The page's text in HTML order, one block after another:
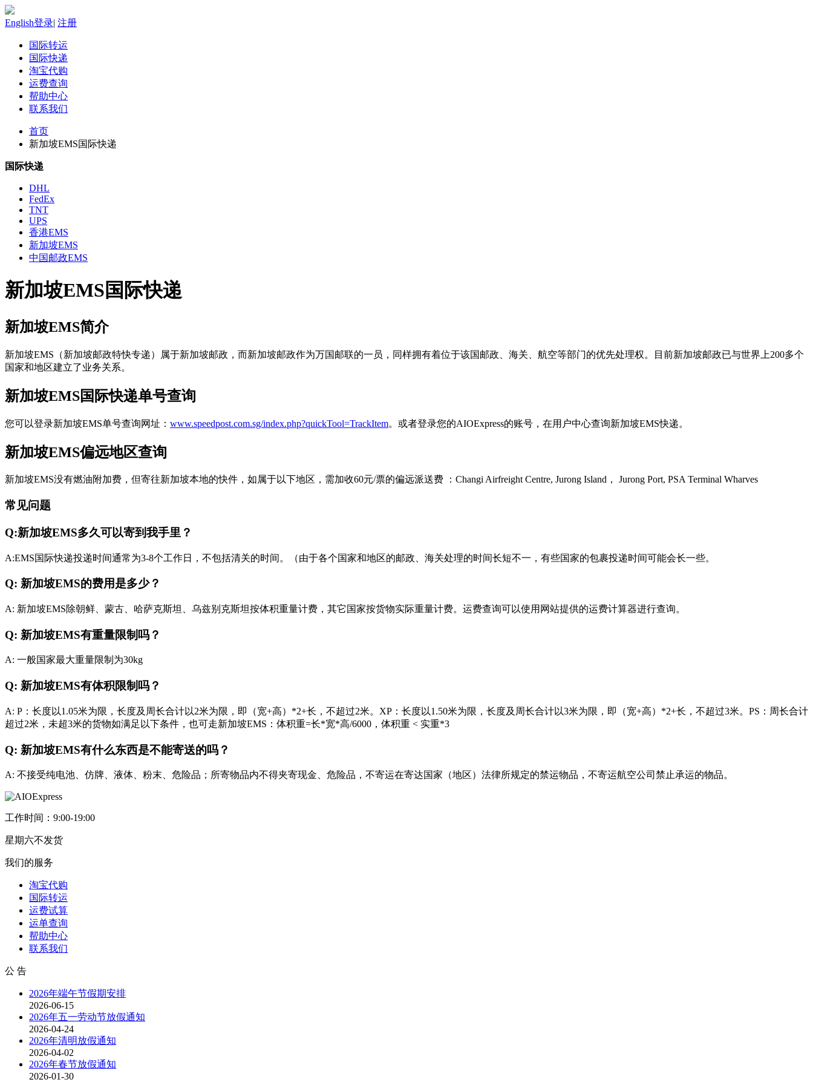
English登录| 注册
国际转运
国际快递
淘宝代购
运费查询
帮助中心
联系我们
首页
新加坡EMS国际快递
国际快递
DHL
FedEx
TNT
UPS
香港EMS
新加坡EMS
中国邮政EMS
新加坡EMS国际快递
新加坡EMS简介
新加坡EMS（新加坡邮政特快专递）属于新加坡邮政，而新加坡邮政作为万国邮联的一员，同样拥有着位于该国邮政、海关、航空等部门的优先处理权。目前新加坡邮政已与世界上200多个
国家和地区建立了业务关系。
新加坡EMS国际快递单号查询
您可以登录新加坡EMS单号查询网址： www.speedpost.com.sg/index.php?quickTool=TrackItem。或者登录您的AIOExpress的账号，在用户中心查询新加坡EMS快递。
新加坡EMS偏远地区查询
新加坡EMS没有燃油附加费，但寄往新加坡本地的快件，如属于以下地区，需加收60元/票的偏远派送费 ：Changi Airfreight Centre, Jurong Island， Jurong Port, PSA Terminal Wharves
常见问题
Q:新加坡EMS多久可以寄到我手里？
A:EMS国际快递投递时间通常为3-8个工作日，不包括清关的时间。（由于各个国家和地区的邮政、海关处理的时间长短不一，有些国家的包裹投递时间可能会长一些。
Q: 新加坡EMS的费用是多少？
A: 新加坡EMS除朝鲜、蒙古、哈萨克斯坦、乌兹别克斯坦按体积重量计费，其它国家按货物实际重量计费。运费查询可以使用网站提供的运费计算器进行查询。
Q: 新加坡EMS有重量限制吗？
A: 一般国家最大重量限制为30kg
Q: 新加坡EMS有体积限制吗？
A: P：长度以1.05米为限，长度及周长合计以2米为限，即（宽+高）*2+长，不超过2米。XP：长度以1.50米为限，长度及周长合计以3米为限，即（宽+高）*2+长，不超过3米。PS：周长合计
超过2米，未超3米的货物如满足以下条件，也可走新加坡EMS：体积重=长*宽*高/6000，体积重 < 实重*3
Q: 新加坡EMS有什么东西是不能寄送的吗？
A: 不接受纯电池、仿牌、液体、粉末、危险品；所寄物品内不得夹寄现金、危险品，不寄运在寄达国家（地区）法律所规定的禁运物品，不寄运航空公司禁止承运的物品。
工作时间：9:00-19:00
星期六不发货
我们的服务
淘宝代购
国际转运
运费试算
运单查询
帮助中心
联系我们
公 告
2026年端午节假期安排
2026-06-15
2026年五一劳动节放假通知
2026-04-24
2026年清明放假通知
2026-04-02
2026年春节放假通知
2026-01-30